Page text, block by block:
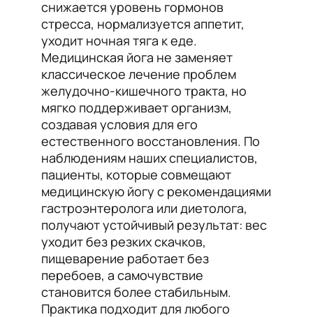
снижается уровень гормонов
стресса, нормализуется аппетит,
уходит ночная тяга к еде.
Медицинская йога не заменяет
классическое лечение проблем
желудочно-кишечного тракта, но
мягко поддерживает организм,
создавая условия для его
естественного восстановления. По
наблюдениям наших специалистов,
пациенты, которые совмещают
медицинскую йогу с рекомендациями
гастроэнтеролога или диетолога,
получают устойчивый результат: вес
уходит без резких скачков,
пищеварение работает без
перебоев, а самочувствие
становится более стабильным.
Практика подходит для любого